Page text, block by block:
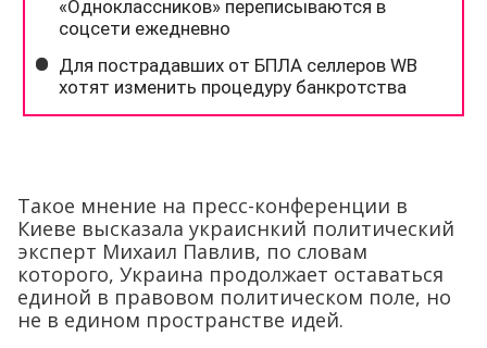
Такое мнение на пресс-конференции в
Киеве высказала украиснкий политический
эксперт Михаил Павлив, по словам
которого, Украина продолжает оставаться
единой в правовом политическом поле, но
не в едином пространстве идей.